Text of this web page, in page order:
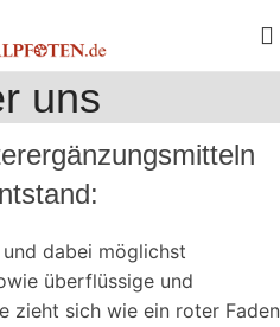
uns
dabei möglichst
überflüssige und
zieht sich wie ein roter Faden